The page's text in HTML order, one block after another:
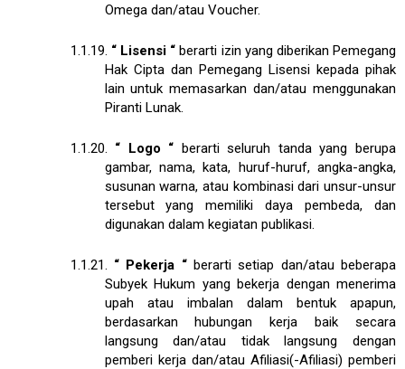
Omega dan/atau Voucher.
1.1.19. “ Lisensi “ berarti izin yang diberikan Pemegang
Hak Cipta dan Pemegang Lisensi kepada pihak
lain untuk memasarkan dan/atau menggunakan
Piranti Lunak.
1.1.20. “ Logo “ berarti seluruh tanda yang berupa
gambar, nama, kata, huruf-huruf, angka-angka,
susunan warna, atau kombinasi dari unsur-unsur
tersebut yang memiliki daya pembeda, dan
digunakan dalam kegiatan publikasi.
1.1.21. “ Pekerja “ berarti setiap dan/atau beberapa
Subyek Hukum yang bekerja dengan menerima
upah atau imbalan dalam bentuk apapun,
berdasarkan hubungan kerja baik secara
langsung dan/atau tidak langsung dengan
pemberi kerja dan/atau Afiliasi(-Afiliasi) pemberi